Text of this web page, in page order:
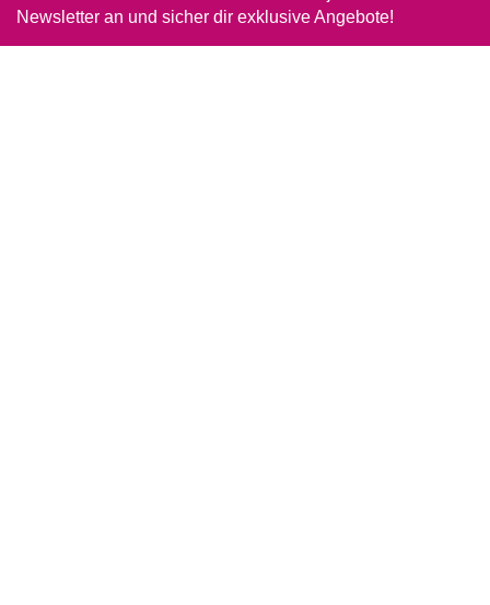
Newsletter an und sicher dir exklusive Angebote!